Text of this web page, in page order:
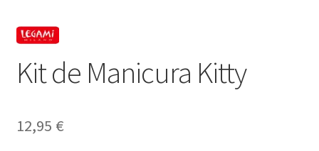
Kit de Manicura Kitty
12,95 €